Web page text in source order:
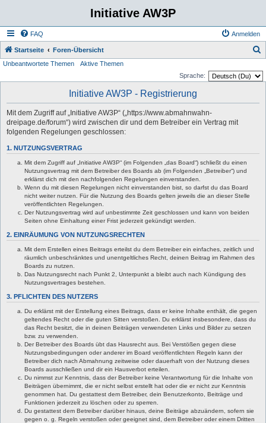
Initiative AW3P
FAQ Anmelden
Startseite Foren-Übersicht
Unbeantwortete Themen
Aktive Themen
Sprache:
Initiative AW3P - Registrierung
Mit dem Zugriff auf „Initiative AW3P“ („https://www.abmahnwahn-
dreipage.de/forum“) wird zwischen dir und dem Betreiber ein Vertrag mit
folgenden Regelungen geschlossen:
1. NUTZUNGSVERTRAG
Mit dem Zugriff auf „Initiative AW3P“ (im Folgenden „das Board“) schließt du einen
Nutzungsvertrag mit dem Betreiber des Boards ab (im Folgenden „Betreiber“) und
erklärst dich mit den nachfolgenden Regelungen einverstanden.
Wenn du mit diesen Regelungen nicht einverstanden bist, so darfst du das Board
nicht weiter nutzen. Für die Nutzung des Boards gelten jeweils die an dieser Stelle
veröffentlichten Regelungen.
Der Nutzungsvertrag wird auf unbestimmte Zeit geschlossen und kann von beiden
Seiten ohne Einhaltung einer Frist jederzeit gekündigt werden.
2. EINRÄUMUNG VON NUTZUNGSRECHTEN
Mit dem Erstellen eines Beitrags erteilst du dem Betreiber ein einfaches, zeitlich und
räumlich unbeschränktes und unentgeltliches Recht, deinen Beitrag im Rahmen des
Boards zu nutzen.
Das Nutzungsrecht nach Punkt 2, Unterpunkt a bleibt auch nach Kündigung des
Nutzungsvertrages bestehen.
3. PFLICHTEN DES NUTZERS
Du erklärst mit der Erstellung eines Beitrags, dass er keine Inhalte enthält, die gegen
geltendes Recht oder die guten Sitten verstoßen. Du erklärst insbesondere, dass du
das Recht besitzt, die in deinen Beiträgen verwendeten Links und Bilder zu setzen
bzw. zu verwenden.
Der Betreiber des Boards übt das Hausrecht aus. Bei Verstößen gegen diese
Nutzungsbedingungen oder anderer im Board veröffentlichten Regeln kann der
Betreiber dich nach Abmahnung zeitweise oder dauerhaft von der Nutzung dieses
Boards ausschließen und dir ein Hausverbot erteilen.
Du nimmst zur Kenntnis, dass der Betreiber keine Verantwortung für die Inhalte von
Beiträgen übernimmt, die er nicht selbst erstellt hat oder die er nicht zur Kenntnis
genommen hat. Du gestattest dem Betreiber, dein Benutzerkonto, Beiträge und
Funktionen jederzeit zu löschen oder zu sperren.
Du gestattest dem Betreiber darüber hinaus, deine Beiträge abzuändern, sofern sie
gegen o. g. Regeln verstoßen oder geeignet sind, dem Betreiber oder einem Dritten